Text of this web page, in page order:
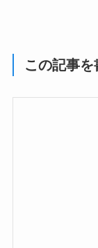
この記事を